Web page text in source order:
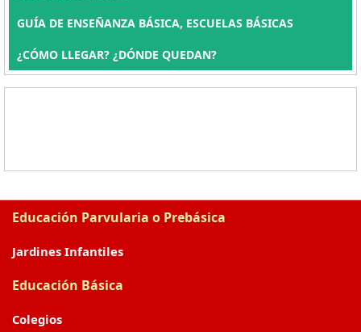
GUÍA DE ENSEÑANZA BÁSICA, ESCUELAS BÁSICAS
¿CÓMO LLEGAR? ¿DÓNDE QUEDAN?
Educación Parvularia o Prebásica
Jardines Infantiles
Educación Básica
Colegios